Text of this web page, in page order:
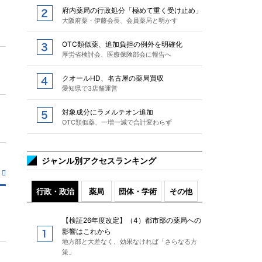
府内薬局の行政処分「極めて重く受け止め」
大阪府薬・伊藤会長、会員薬局と明かす
OTC類似薬、追加負担の例外を明確化
厚労省検討会、医療保険部会に報告へ
クオールHD、名古屋の薬局買収
愛知県で3店舗運営
対象成分にラメルテオン追加
OTC類似薬、一増一減で合計変わらず
ジャンル別アクセスランキング
行政・政治 薬局 団体・学術 その他
【検証26年度改定】（4）都市部の薬局への
影響はこれから
地方部と大差なく、効果なければ「さらなる方
策」